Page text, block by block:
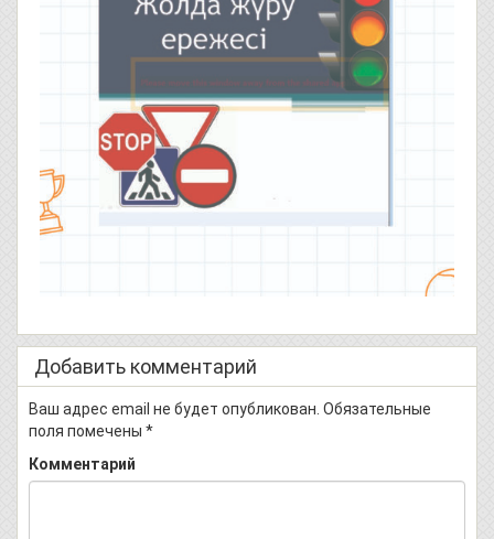
Добавить комментарий
Ваш адрес email не будет опубликован. Обязательные
поля помечены *
Комментарий